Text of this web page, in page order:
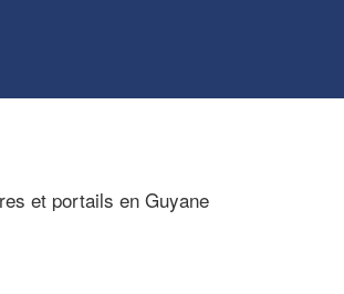
et portails en Guyane